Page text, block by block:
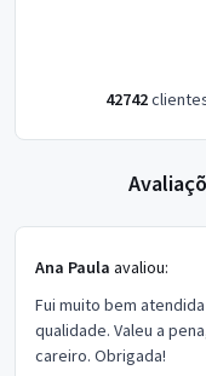
42742
Ana Paula avaliou:
Fui muito bem
qualidade. Valeu a
careiro. Obrigada!